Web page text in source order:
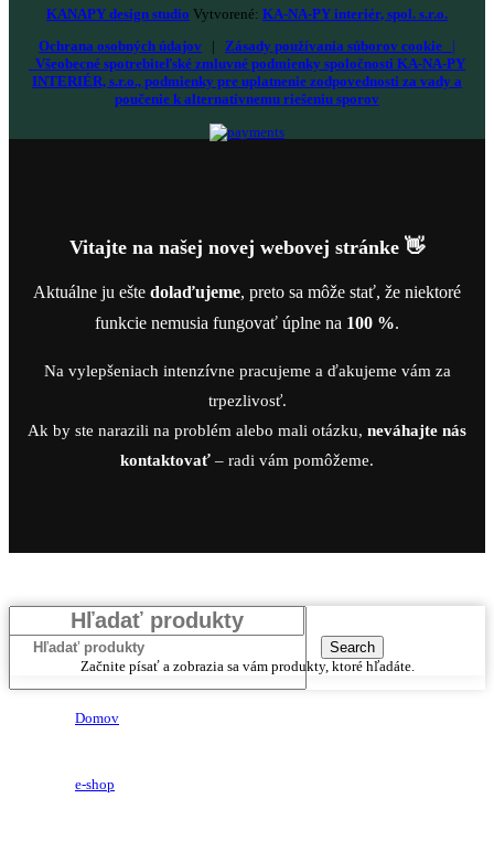
KANAPY design studio Vytvorené: KA-NA-PY interiér, spol. s.r.o.
Ochrana osobných údajov | Zásady používania súborov cookie |
Všeobecné spotrebiteľské zmluvné podmienky spoločnosti KA-NA-PY
INTERIÉR, s.r.o., podmienky pre uplatnenie zodpovednosti za vady a
poučenie k alternatívnemu riešeniu sporov
Vitajte na našej novej webovej stránke 👋
Aktuálne ju ešte dolaďujeme, preto sa môže stať, že niektoré
funkcie nemusia fungovať úplne na 100 %.
Na vylepšeniach intenzívne pracujeme a ďakujeme vám za
trpezlivosť.
Ak by ste narazili na problém alebo mali otázku, neváhajte nás
kontaktovať – radi vám pomôžeme.
Začnite písať a zobrazia sa vám produkty, ktoré hľadáte.
Search
Domov
e-shop